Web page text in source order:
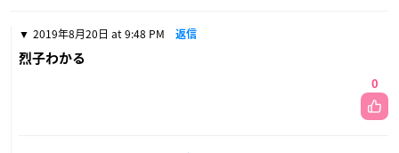
2019年8月20日 at 9:48 PM 返信
烈子わかる
0